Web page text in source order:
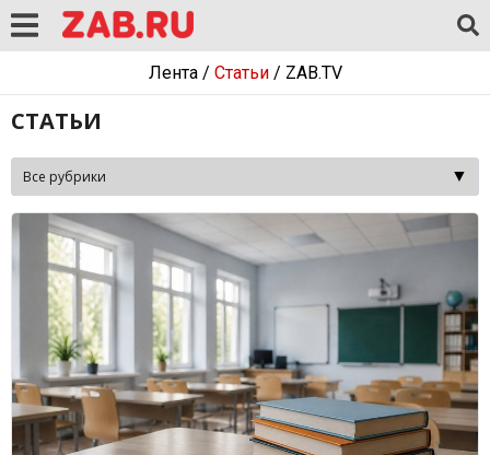
Лента/ Статьи/ ZAB.TV
СТАТЬИ